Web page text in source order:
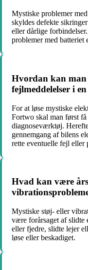
Mystiske problemer
skyldes defekte
eller dårlige
problemer med batteriet
Hvordan kan man
fejlmeddelelser i
For at løse mystiske
Fortwo skal man først
diagnoseværktøj.
gennemgang af bilens
rette eventuelle fejl eller
Hvad kan være
Mystiske støj- eller
være forårsaget af slidte
eller fjedre, slidte lejer
løse eller beskadiget.